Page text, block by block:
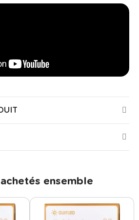
ensemble